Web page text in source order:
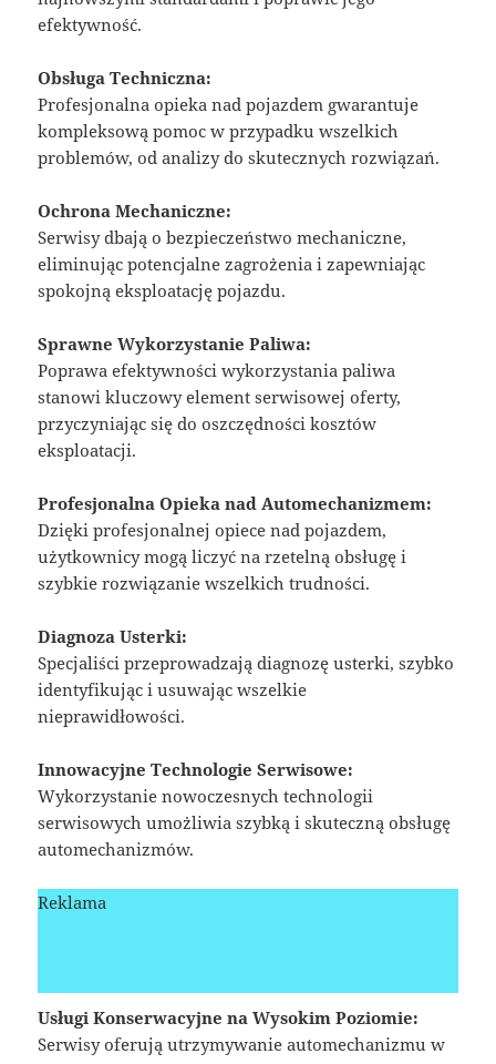
efektywność.
Obsługa Techniczna:
Profesjonalna opieka nad pojazdem gwarantuje
kompleksową pomoc w przypadku wszelkich
problemów, od analizy do skutecznych rozwiązań.
Ochrona Mechaniczne:
Serwisy dbają o bezpieczeństwo mechaniczne,
eliminując potencjalne zagrożenia i zapewniając
spokojną eksploatację pojazdu.
Sprawne Wykorzystanie Paliwa:
Poprawa efektywności wykorzystania paliwa
stanowi kluczowy element serwisowej oferty,
przyczyniając się do oszczędności kosztów
eksploatacji.
Profesjonalna Opieka nad Automechanizmem:
Dzięki profesjonalnej opiece nad pojazdem,
użytkownicy mogą liczyć na rzetelną obsługę i
szybkie rozwiązanie wszelkich trudności.
Diagnoza Usterki:
Specjaliści przeprowadzają diagnozę usterki, szybko
identyfikując i usuwając wszelkie
nieprawidłowości.
Innowacyjne Technologie Serwisowe:
Wykorzystanie nowoczesnych technologii
serwisowych umożliwia szybką i skuteczną obsługę
automechanizmów.
Reklama
Usługi Konserwacyjne na Wysokim Poziomie:
Serwisy oferują utrzymywanie automechanizmu w